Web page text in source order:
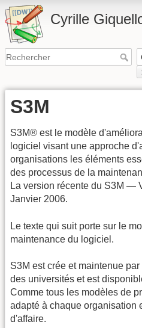
Cyrille
S3M
S3M® est le modèle
logiciel visant une approche
organisations les éléments
des processus de la
La version récente du S3M —
Janvier 2006.
Le texte qui suit porte sur le
maintenance du logiciel.
S3M est crée et maintenue
des universités et est
Comme tous les modèles de
adapté à chaque organisation
d'affaire.